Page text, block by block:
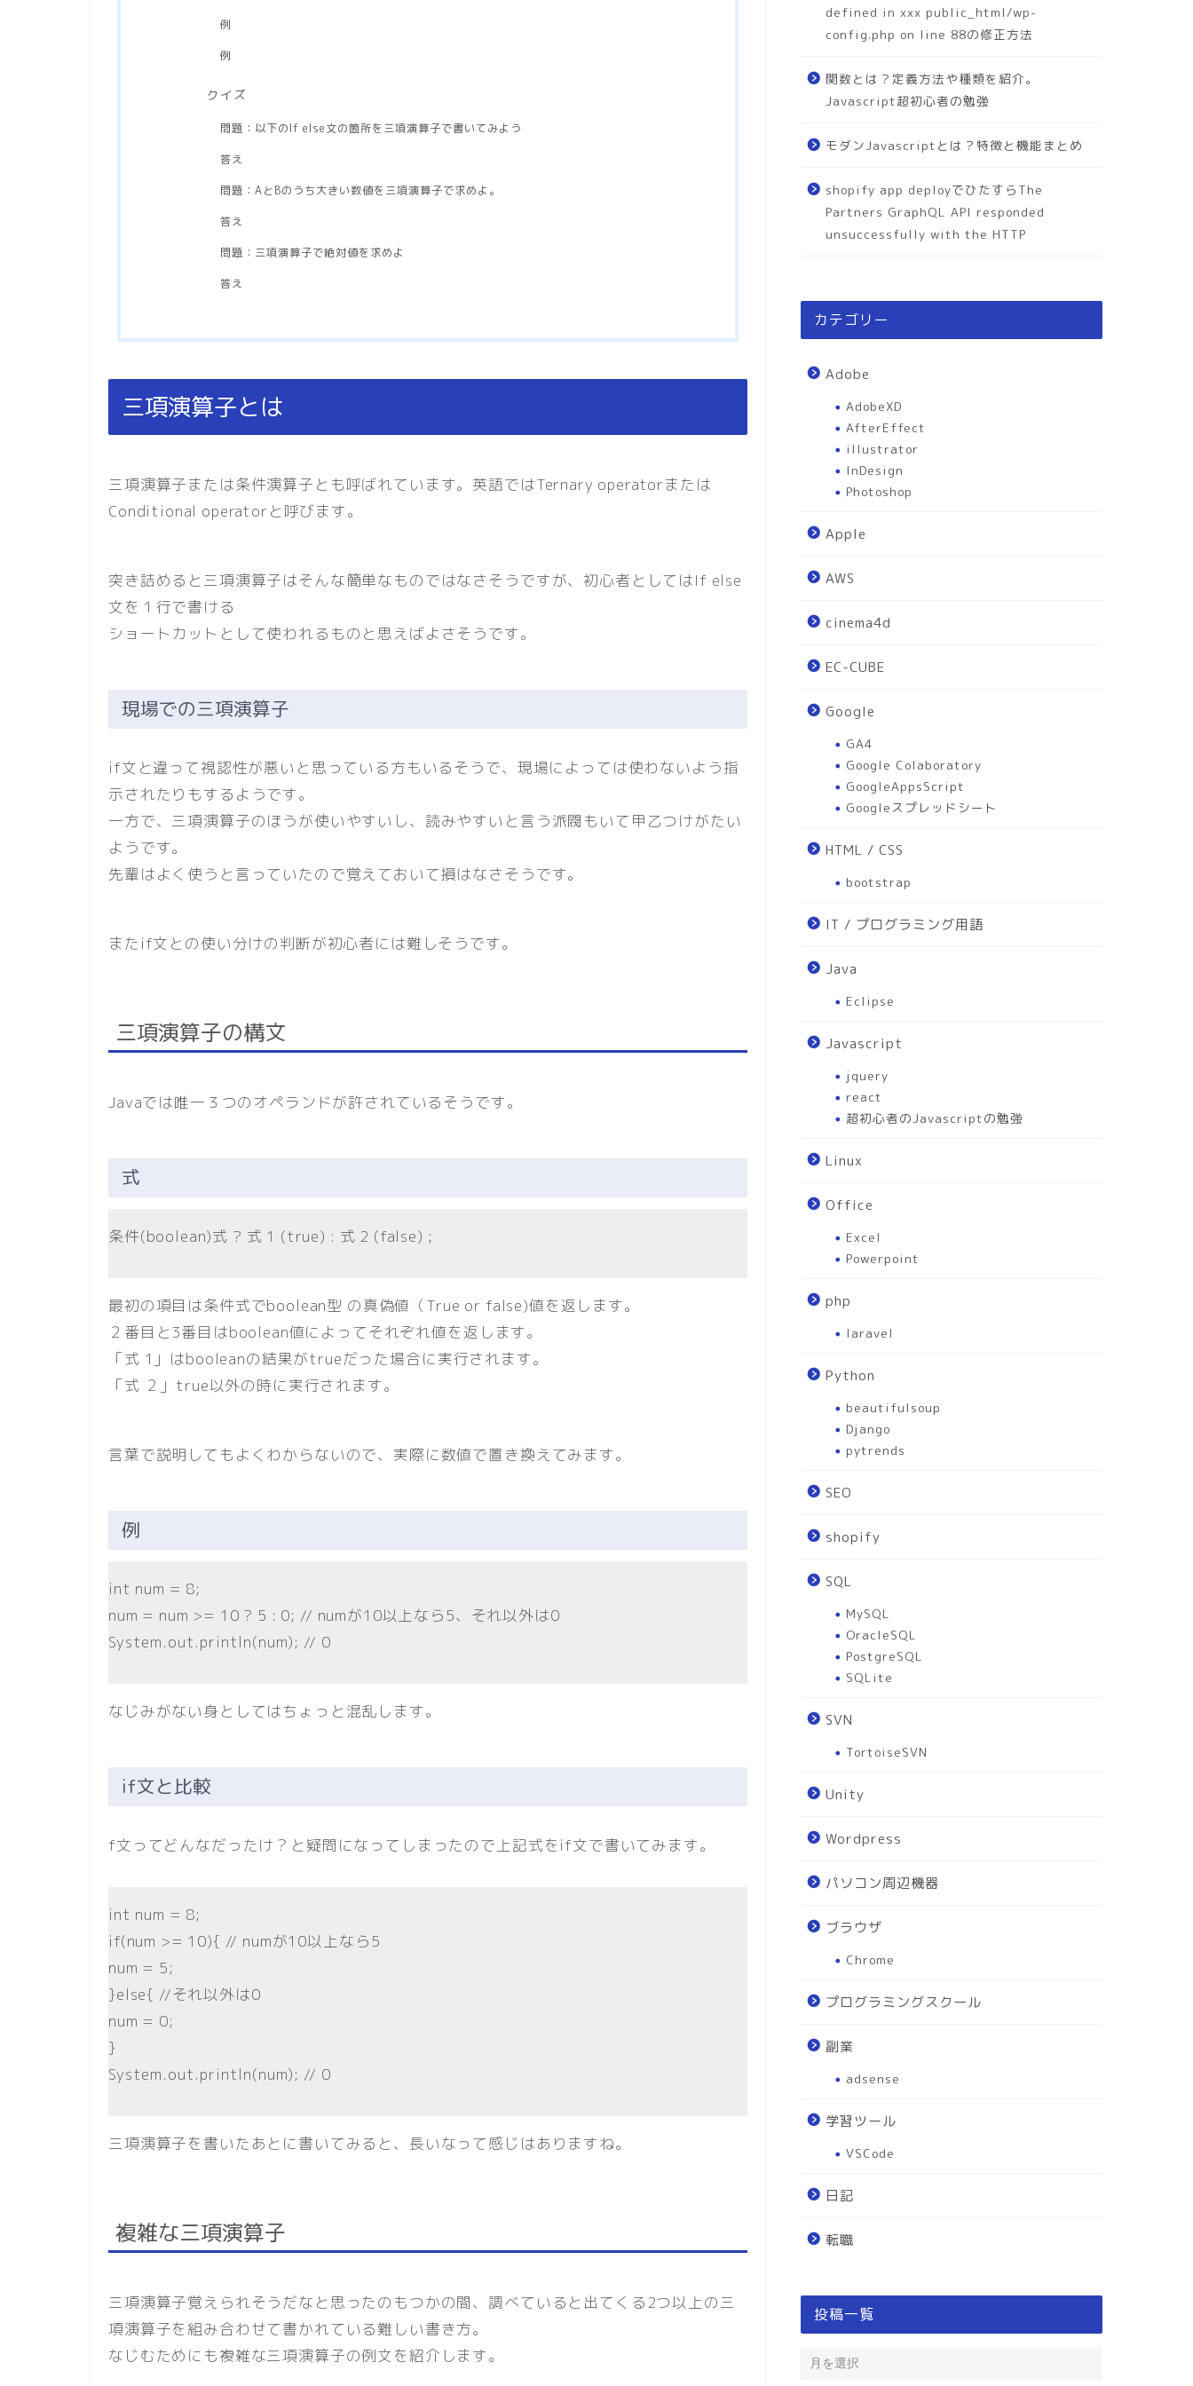
例
例
クイズ
問題：以下のIf else文の箇所を三項演算子で書いてみよう
答え
問題：AとBのうち大きい数値を三項演算子で求めよ。
答え
問題：三項演算子で絶対値を求めよ
答え
三項演算子とは
三項演算子または条件演算子とも呼ばれています。英語ではTernary operatorまたは
Conditional operatorと呼びます。
突き詰めると三項演算子はそんな簡単なものではなさそうですが、初心者としてはIf else
文を１行で書ける
ショートカットとして使われるものと思えばよさそうです。
現場での三項演算子
if文と違って視認性が悪いと思っている方もいるそうで、現場によっては使わないよう指
示されたりもするようです。
一方で、三項演算子のほうが使いやすいし、読みやすいと言う派閥もいて甲乙つけがたい
ようです。
先輩はよく使うと言っていたので覚えておいて損はなさそうです。
またif文との使い分けの判断が初心者には難しそうです。
三項演算子の構文
Javaでは唯一３つのオペランドが許されているそうです。
式
条件(boolean)式 ? 式 1 (true) : 式 2 (false) ;
最初の項目は条件式でboolean型 の真偽値（True or false)値を返します。
２番目と3番目はboolean値によってそれぞれ値を返します。
「式 1」はbooleanの結果がtrueだった場合に実行されます。
「式 ２」true以外の時に実行されます。
言葉で説明してもよくわからないので、実際に数値で置き換えてみます。
例
int num = 8;
num = num >= 10 ? 5 : 0; // numが10以上なら5、それ以外は0
System.out.println(num); // 0
なじみがない身としてはちょっと混乱します。
if文と比較
f文ってどんなだったけ？と疑問になってしまったので上記式をif文で書いてみます。
int num = 8;
if(num >= 10){ // numが10以上なら5
num = 5;
}else{ //それ以外は0
num = 0;
}
System.out.println(num); // 0
三項演算子を書いたあとに書いてみると、長いなって感じはありますね。
複雑な三項演算子
三項演算子覚えられそうだなと思ったのもつかの間、調べていると出てくる2つ以上の三
項演算子を組み合わせて書かれている難しい書き方。
なじむためにも複雑な三項演算子の例文を紹介します。
defined in xxx public_html/wp-
config.php on line 88の修正方法
関数とは？定義方法や種類を紹介。
Javascript超初心者の勉強
モダンJavascriptとは？特徴と機能まとめ
shopify app deployでひたすらThe
Partners GraphQL API responded
unsuccessfully with the HTTP
カテゴリー
Adobe
AdobeXD
AfterEffect
illustrator
InDesign
Photoshop
Apple
AWS
cinema4d
EC-CUBE
Google
GA4
Google Colaboratory
GoogleAppsScript
Googleスプレッドシート
HTML / CSS
bootstrap
IT / プログラミング用語
Java
Eclipse
Javascript
jquery
react
超初心者のJavascriptの勉強
Linux
Office
Excel
Powerpoint
php
laravel
Python
beautifulsoup
Django
pytrends
SEO
shopify
SQL
MySQL
OracleSQL
PostgreSQL
SQLite
SVN
TortoiseSVN
Unity
Wordpress
パソコン周辺機器
ブラウザ
Chrome
プログラミングスクール
副業
adsense
学習ツール
VSCode
日記
転職
投稿一覧